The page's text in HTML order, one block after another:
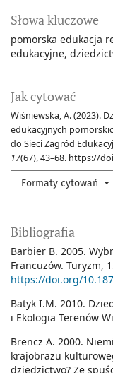
Słowa kluczowe
pomorska edukacja
edukacyjne
Jak cytować
Wiśniewska, A. (2023).
edukacyjnych
do Sieci Zagród
17(67), 43–68. https://
Formaty cytowań
Bibliografia
Barbier B. 2005.
Francuzów. Turyzm,
https://doi.org/
Batyk I.M. 2010.
i Ekologia Terenów
Brencz A. 2000.
krajobrazu
dziedzictwo? Ze